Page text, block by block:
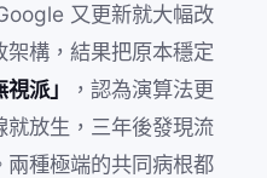
又更新就大幅改
構，結果把原本穩定
視派」
，認為演算法更
放生，三年後發現流
兩種極端的共同病根都